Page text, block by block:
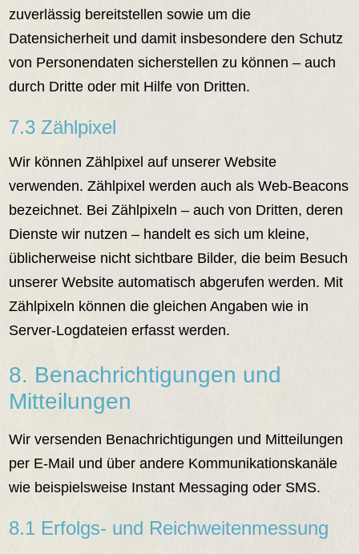
zuverlässig bereitstellen sowie um die
Datensicherheit und damit insbesondere den Schutz
von Personendaten sicherstellen zu können – auch
durch Dritte oder mit Hilfe von Dritten.
7.3 Zählpixel
Wir können Zählpixel auf unserer Website
verwenden. Zählpixel werden auch als Web-Beacons
bezeichnet. Bei Zählpixeln – auch von Dritten, deren
Dienste wir nutzen – handelt es sich um kleine,
üblicherweise nicht sichtbare Bilder, die beim Besuch
unserer Website automatisch abgerufen werden. Mit
Zählpixeln können die gleichen Angaben wie in
Server-Logdateien erfasst werden.
8. Benachrichtigungen und
Mitteilungen
Wir versenden Benachrichtigungen und Mitteilungen
per E-Mail und über andere Kommunikationskanäle
wie beispielsweise Instant Messaging oder SMS.
8.1 Erfolgs- und Reichweitenmessung